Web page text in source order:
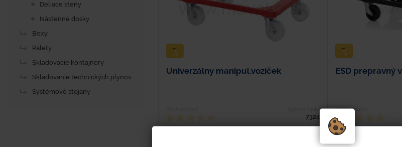
Univerzálny manipul.vozíček
7324
ESD prepravný
Hodnotenie
Dĺžka - 620 mm
Deliace steny
Nástenné dosky
Boxy
Palety
Skladovacie kontajnery
Skladovanie technických plynov
Systémové stojany